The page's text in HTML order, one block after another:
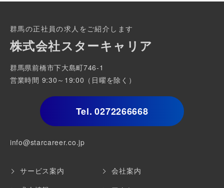
群馬の正社員の求人をご紹介します
株式会社スターキャリア
群馬県前橋市下大島町746-1
営業時間 9:30～19:00（日曜を除く）
Tel. 0272266668
info@starcareer.co.jp
サービス案内
会社案内